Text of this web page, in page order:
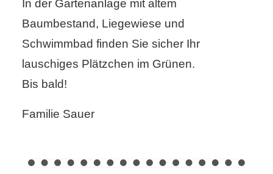
In der Gartenanlage mit altem
Baumbestand, Liegewiese und
Schwimmbad finden Sie sicher Ihr
lauschiges Plätzchen im Grünen.
Bis bald!
Familie Sauer